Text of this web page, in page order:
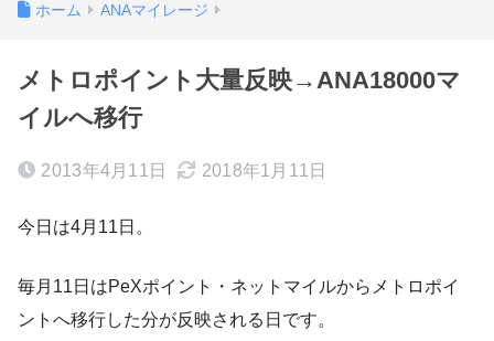
ホーム ANAマイレージ
メトロポイント大量反映→ANA18000マ
イルへ移行
2013年4月11日 2018年1月11日
今日は4月11日。
毎月11日はPeXポイント・ネットマイルからメトロポイ
ントへ移行した分が反映される日です。